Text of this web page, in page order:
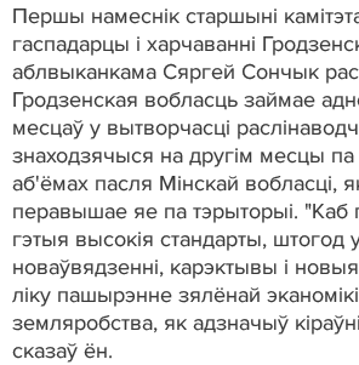
Першы намеснік старшыні
гаспадарцы і харчаванні
аблвыканкама Сяргей Сончык
Гродзенская вобласць займае
месцаў у вытворчасці
знаходзячыся на другім месцы па
аб'ёмах пасля Мінскай вобласці,
перавышае яе па тэрыторыі. "Каб
гэтыя высокія стандарты, штогод
новаўвядзенні, карэктывы і новыя
ліку пашырэнне зялёнай
земляробства, як адзначыў
сказаў ён.